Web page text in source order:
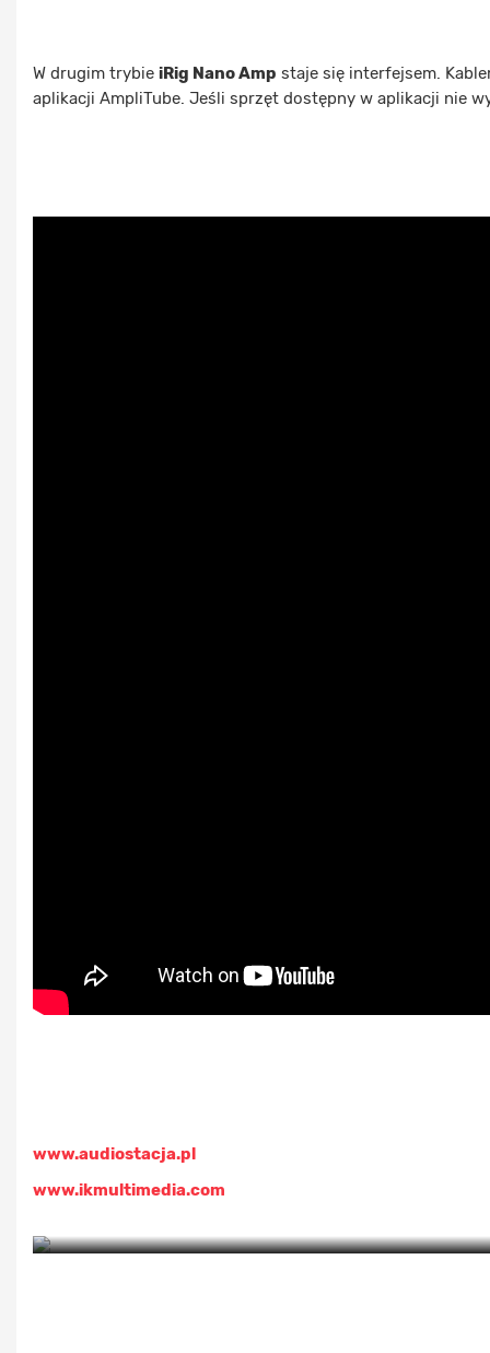
W drugim trybie iRig Nano Amp staje się interfejsem.
aplikacji AmpliTube. Jeśli sprzęt dostępny w aplikacji nie
www.audiostacja.pl
www.ikmultimedia.com